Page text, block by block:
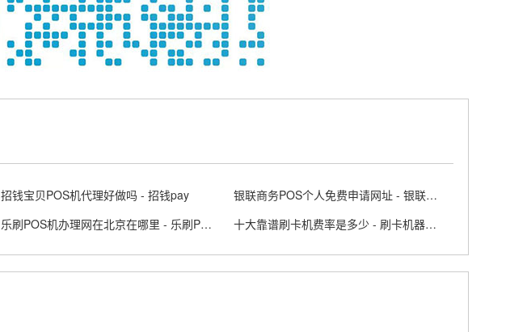
招钱宝贝POS机代理好做吗 - 招钱pay
银联商务POS个人免费申请网址 - 银联商务posapp
乐刷POS机办理网在北京在哪里 - 乐刷POS 十大靠谱刷卡机费率是多少 - 刷卡机器有哪家